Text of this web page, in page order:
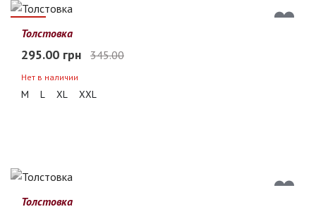
14%
Толстовка
295.00 грн 345.00
Нет в наличии
M L XL XXL
Толстовка